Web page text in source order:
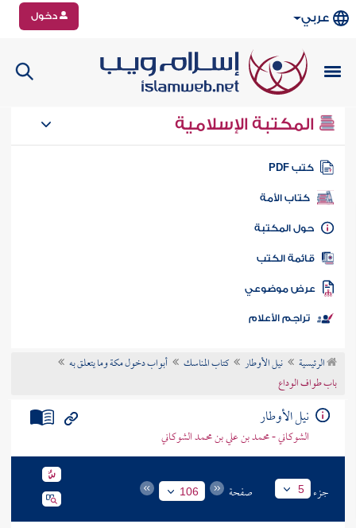
عربي دخول
المكتبة الإسلامية
كتب PDF
كتاب الأمة
المكتبة
الكتب
موضوعي
تراجم الأعلام
الرئيسية نيل الأوطار كتاب المناسك
أبواب دخول مكة وما يتعلق به
باب طواف الوداع
نيل الأوطار
الشوكاني - محمد بن علي بن محمد الشوكاني
جزء 5 صفحة 106